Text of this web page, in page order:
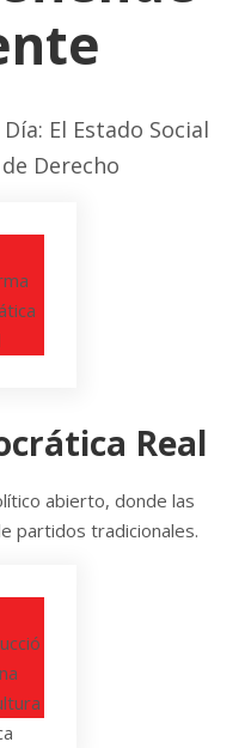
El Estado Social
Derecho
Real
abierto, donde las
partidos tradicionales.